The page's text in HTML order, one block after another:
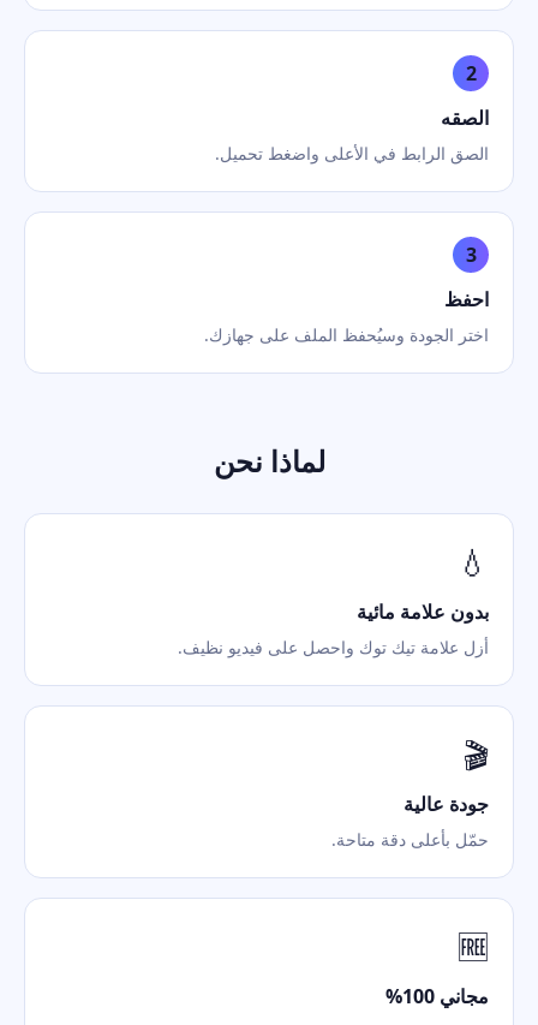
2
الصقه
الصق الرابط في الأعلى واضغط تحميل.
3
احفظ
اختر الجودة وسيُحفظ الملف على جهازك.
لماذا نحن
💧
بدون علامة مائية
أزل علامة تيك توك واحصل على فيديو نظيف.
🎬
جودة عالية
حمّل بأعلى دقة متاحة.
🆓
مجاني 100%